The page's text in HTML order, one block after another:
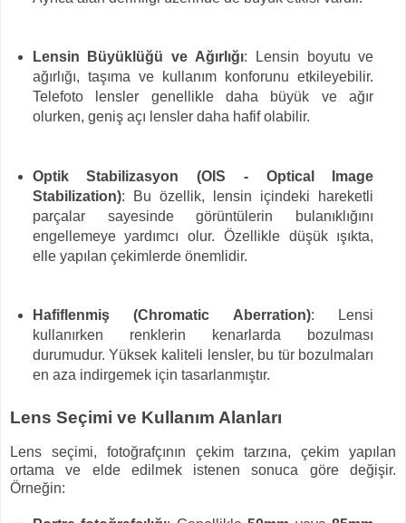
Lensin Büyüklüğü ve Ağırlığı: Lensin boyutu ve
ağırlığı, taşıma ve kullanım konforunu etkileyebilir.
Telefoto lensler genellikle daha büyük ve ağır
olurken, geniş açı lensler daha hafif olabilir.
Optik Stabilizasyon (OIS - Optical Image
Stabilization): Bu özellik, lensin içindeki hareketli
parçalar sayesinde görüntülerin bulanıklığını
engellemeye yardımcı olur. Özellikle düşük ışıkta,
elle yapılan çekimlerde önemlidir.
Hafiflenmiş (Chromatic Aberration): Lensi
kullanırken renklerin kenarlarda bozulması
durumudur. Yüksek kaliteli lensler, bu tür bozulmaları
en aza indirgemek için tasarlanmıştır.
Lens Seçimi ve Kullanım Alanları
Lens seçimi, fotoğrafçının çekim tarzına, çekim yapılan
ortama ve elde edilmek istenen sonuca göre değişir.
Örneğin: